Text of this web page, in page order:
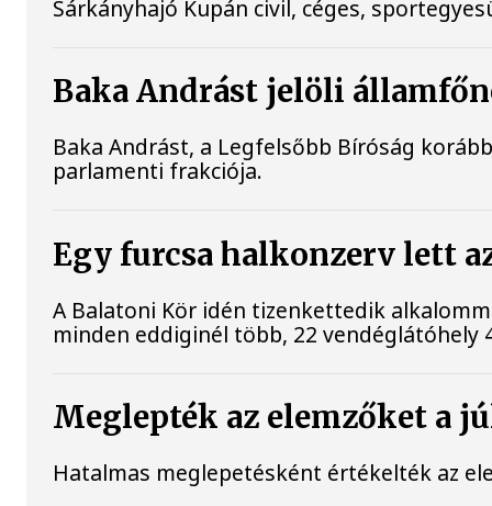
Sárkányhajó Kupán civil, céges,
Baka Andrást jelöli
Baka Andrást, a Legfelsőbb Bíróság
parlamenti frakciója.
Egy furcsa halkonzerv lett
A Balatoni Kör idén tizenkettedik
minden eddiginél több, 22
Meglepték az elemzőket a
Hatalmas meglepetésként értékelték az